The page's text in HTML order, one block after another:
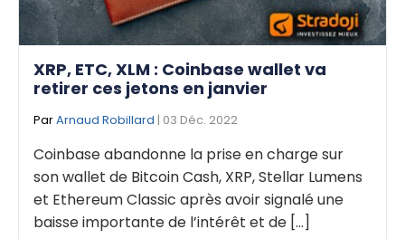
XRP, ETC, XLM : Coinbase wallet va
retirer ces jetons en janvier
ParArnaud Robillard | 03 Déc. 2022
Coinbase abandonne la prise en charge sur
son wallet de Bitcoin Cash, XRP, Stellar Lumens
et Ethereum Classic après avoir signalé une
baisse importante de l’intérêt et de [...]